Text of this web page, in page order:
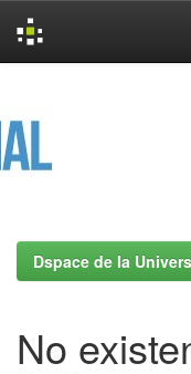
Dspace de la
No